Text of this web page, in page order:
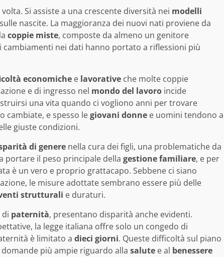
Si assiste a una crescente diversità nei modelli
nascite. La maggioranza dei nuovi nati proviene da
coppie miste, composte da almeno un genitore
nei dati hanno portato a riflessioni più
economiche e lavorative che molte coppie
e di ingresso nel mondo del lavoro incide
una vita quando ci vogliono anni per trovare
cambiate, e spesso legiovani donne e uomini tendono a
giuste condizioni.
di genere nella cura dei figli, una problematiche da
portare il peso principale della gestione familiare, e per
è un vero e proprio grattacapo. Sebbene ci siano
le misure adottate sembrano essere più delle
strutturali e duraturi.
di paternità, presentano disparità anche evidenti.
la legge italiana offre solo un congedo di
è limitato a dieci giorni. Queste difficoltà sul piano
più ampie riguardo alla salute e al benessere